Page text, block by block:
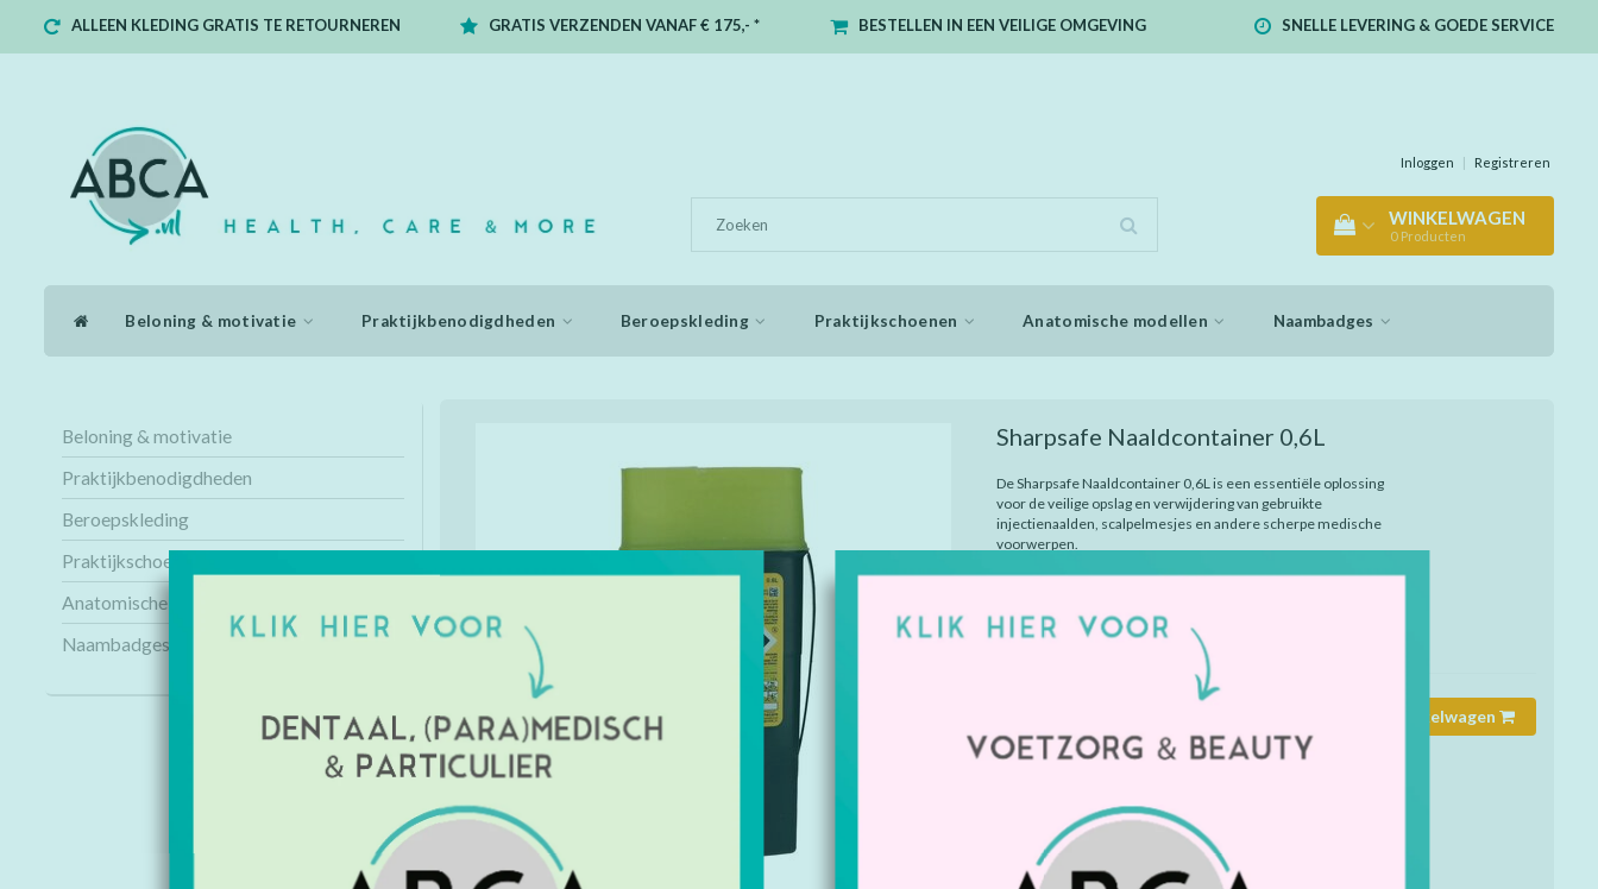
ALLEEN KLEDING GRATIS TE RETOURNEREN GRATIS VERZENDEN VANAF € 175,- * BESTELLEN IN EEN VEILIGE OMGEVING SNELLE LEVERING & GOEDE SERVICE
Inloggen | Registreren
WINKELWAGEN
0 Producten
Beloning & motivatie Praktijkbenodigdheden Beroepskleding Praktijkschoenen Anatomische modellen Naambadges
Beloning & motivatie
Praktijkbenodigdheden
Beroepskleding
Praktijkschoenen
Anatomische modellen
Naambadges
Sharpsafe Naaldcontainer 0,6L
De Sharpsafe Naaldcontainer 0,6L is een essentiële oplossing
voor de veilige opslag en verwijdering van gebruikte
injectienaalden, scalpelmesjes en andere scherpe medische
voorwerpen.
Excl. btw
Toevoegen aan winkelwagen